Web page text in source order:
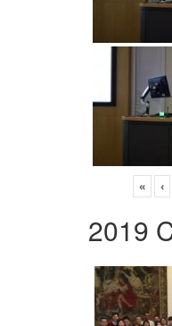
« ‹
2019